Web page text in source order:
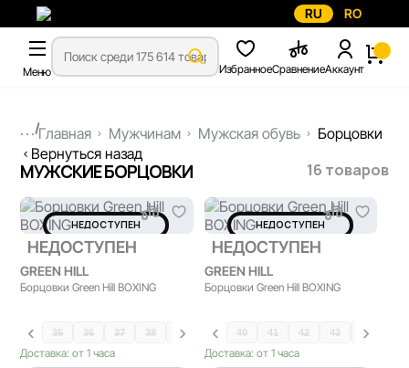
RU RO
Меню ИзбранноеСравнениеАккаунт
...Главная Мужчинам Мужская обувь
Борцовки
Вернуться назад
МУЖСКИЕ БОРЦОВКИ 16 товаров
НЕДОСТУПЕН
НЕДОСТУПЕН
GREEN HILL
Борцовки Green Hill BOXING
35 36 37 38 39
Доставка: от 1 часа
НЕДОСТУПЕН
НЕДОСТУПЕН
GREEN HILL
Борцовки Green Hill BOXING
40 41 42 43 44
Доставка: от 1 часа